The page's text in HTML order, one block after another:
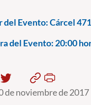
del Evento:Cárcel
del Evento: 20:00
de noviembre de 2017